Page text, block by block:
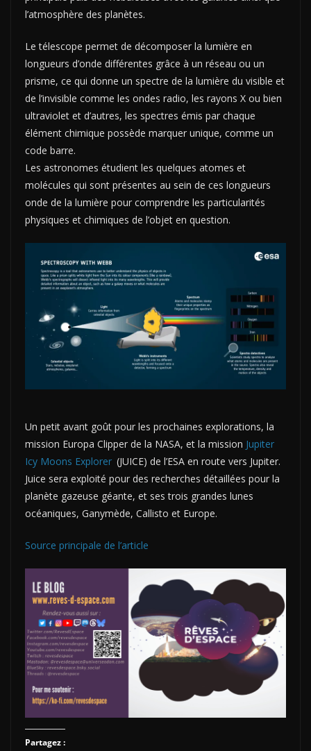
l’atmosphère des planètes.
Le télescope permet de décomposer la lumière en
longueurs d’onde différentes grâce à un réseau ou un
prisme, ce qui donne un spectre de la lumière du visible et
de l’invisible comme les ondes radio, les rayons X ou bien
ultraviolet et d’autres, les spectres émis par chaque
élément chimique possède marquer unique, comme un
code barre.
Les astronomes étudient les quelques atomes et
molécules qui sont présentes au sein de ces longueurs
onde de la lumière pour comprendre les particularités
physiques et chimiques de l’objet en question.
Un petit avant goût pour les prochaines explorations, la
mission Europa Clipper de la NASA, et la mission Jupiter
Icy Moons Explorer (JUICE) de l’ESA en route vers Jupiter.
Juice sera exploité pour des recherches détaillées pour la
planète gazeuse géante, et ses trois grandes lunes
océaniques, Ganymède, Callisto et Europe.
Source principale de l’article
Partagez :